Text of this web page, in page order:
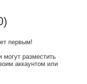
первым!
могут разместить
аккаунтом или